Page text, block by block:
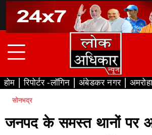
content
होम रिपोर्टर -लॉगिन अंबेडकर नगर अमरोहा
सोनभद्र
जनपद के समस्त थानों पर